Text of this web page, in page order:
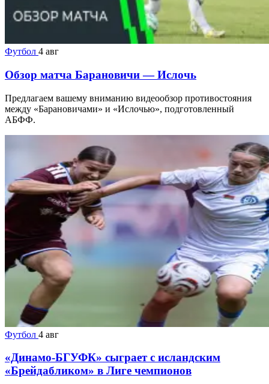
Футбол 4 авг
Обзор матча Барановичи — Ислочь
Предлагаем вашему вниманию видеообзор противостояния
между «Барановичами» и «Ислочью», подготовленный
АБФФ.
Футбол 4 авг
«Динамо-БГУФК» сыграет с исландским
«Брейдабликом» в Лиге чемпионов